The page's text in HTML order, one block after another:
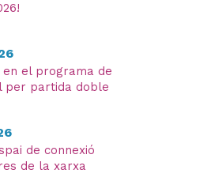
en el programa de
per partida doble
de connexió
de la xarxa